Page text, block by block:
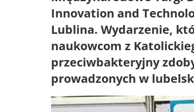
Innovation and
Lublina. Wydarzenie,
naukowcom z
przeciwbakteryjny
prowadzonych w